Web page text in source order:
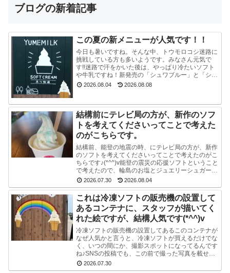
ブログの新着記事
この夏の新メニューが人気です！！
今日も暑いですね。そんな中、トウモロコシ迷路に
挑戦している方も多いようです。みなさん元気で
す‼迷路で汗をかいた後は、やっぱり冷たいソフト
や牛乳ですね！新発売の「シュワブルー」と「シュ
ワグリーン」が只今人気ですぐに売り切れてしまい
2026.08.04 2026.08.08
結構前にテレビ局の方が、新作のソフ
トを考えてくださいってことで考えた
のがこちらです。
結構前、能登の地震の時、にテレビ局の方が、新作
のソフトを考えてくださいってことで考えたのがこ
ちらです♪(*^^)v能登の震災の応援ソフトということ
で考えたので、輪島のお塩とジュエリーシュガーを
使い、海をイメージした水色のスマイルソフトを作
り...
2026.07.30 2026.08.04
これは冷凍ソフトの販売機の設置して
あるコンテナに、スタッフが描いてく
れた絵ですが、結構人気です(*^^)v
冷凍ソフトの販売機の設置してあるこのコンテナが
なぜ人気かと言うと、冷凍ソフトが買えるだけでな
く、いつの間にか、撮影スポットになってるんです
ね♪SNSの投稿でも、この前で撮った写真を載せて
る方多数です(^-^) かわいい写真が撮れますよ♪冷
凍...
2026.07.30